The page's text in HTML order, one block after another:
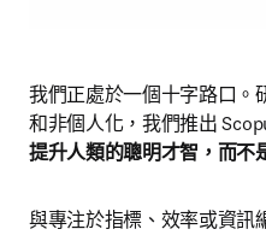
我們正處於一個十字路口。
和非個人化，我們推出
提升人類的聰明才智，而不
與專注於指標、效率或資訊